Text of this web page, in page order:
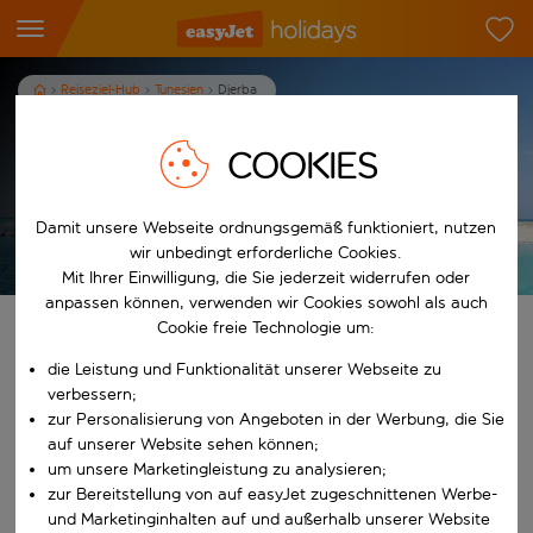
Reiseziel-Hub Tunesien Djerba
Urlaub auf Djerba
Urlaub anzeigen
Finde deinen perfekten Urlaub
Beginne mit der Eingabe für die automatische
Ab
Nach
COOKIES
Damit unsere Webseite ordnungsgemäß funktioniert, nutzen
wir unbedingt erforderliche Cookies.
Mit Ihrer Einwilligung, die Sie jederzeit widerrufen oder
anpassen können, verwenden wir Cookies sowohl als auch
Cookie freie Technologie um:
die Leistung und Funktionalität unserer Webseite zu
verbessern;
zur Personalisierung von Angeboten in der Werbung, die Sie
auf unserer Website sehen können;
um unsere Marketingleistung zu analysieren;
zur Bereitstellung von auf easyJet zugeschnittenen Werbe-
und Marketinginhalten auf und außerhalb unserer Website